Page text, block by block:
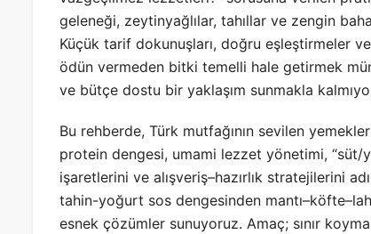
geleneği, zeytinyağlılar, tahıllar ve zengin
Küçük tarif dokunuşları, doğru eşleştirmeler
ödün vermeden bitki temelli hale getirmek
ve bütçe dostu bir yaklaşım sunmakla
Bu rehberde, Türk mutfağının sevilen
protein dengesi, umami lezzet yönetimi,
işaretlerini ve alışveriş–hazırlık stratejilerini
tahin-yoğurt sos dengesinden
esnek çözümler sunuyoruz. Amaç; sınır